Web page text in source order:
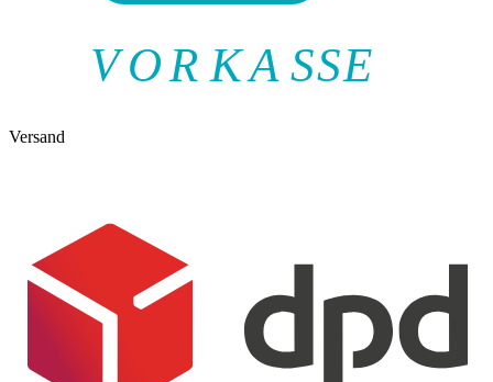
VOR KA SSE
Versand